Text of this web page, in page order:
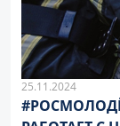
25.11.2024